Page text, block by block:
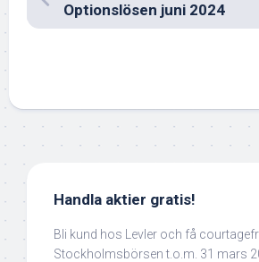
Optionslösen juni 2024
Handla aktier gratis!
Bli kund hos Levler och få
Stockholmsbörsen t.o.m. 31 mars